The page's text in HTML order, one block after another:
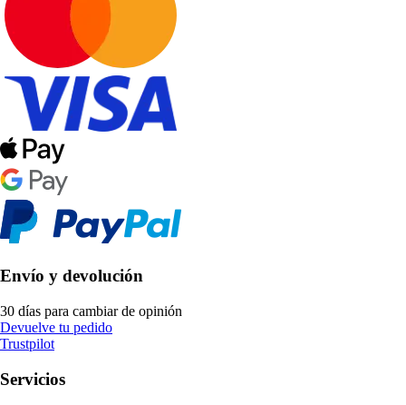
Envío y devolución
30 días para cambiar de opinión
Devuelve tu pedido
Trustpilot
Servicios